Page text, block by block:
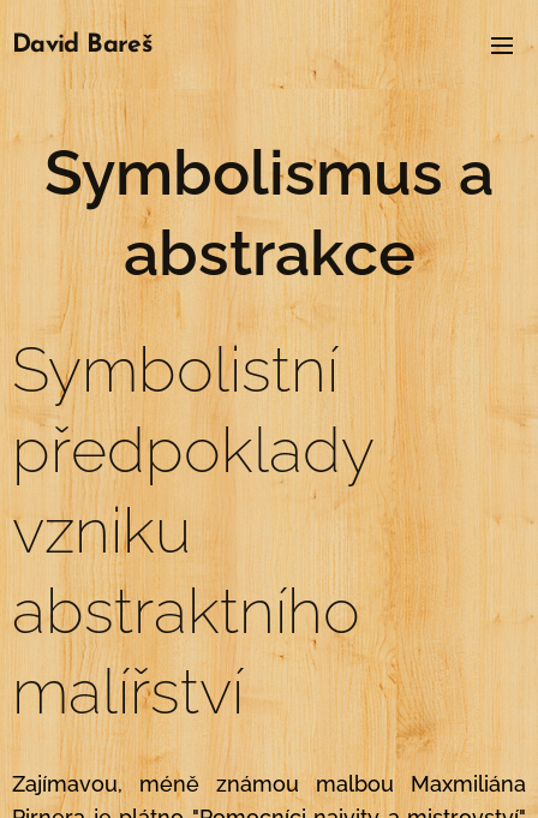
David Bareš
Symbolismus a
abstrakce
Symbolistní
předpoklady
vzniku
abstraktního
malířství
Zajímavou, méně známou malbou Maxmiliána